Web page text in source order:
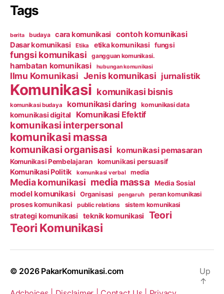
Tags
berita budaya cara komunikasi contoh komunikasi
Dasar komunikasi Etika etika komunikasi fungsi
fungsi komunikasi gangguan komunikasi.
hambatan komunikasi hubungan komunikasi
Ilmu Komunikasi Jenis komunikasi jurnalistik
Komunikasi komunikasi bisnis
komunikasi budaya komunikasi daring komunikasi data
komunikasi digital Komunikasi Efektif
komunikasi interpersonal
komunikasi massa
komunikasi organisasi komunikasi pemasaran
Komunikasi Pembelajaran komunikasi persuasif
Komunikasi Politik komunikasi verbal media
Media komunikasi media massa Media Sosial
model komunikasi Organisasi pengaruh peran komunikasi
proses komunikasi public relations sistem komunikasi
strategi komunikasi teknik komunikasi Teori
Teori Komunikasi
© 2026 PakarKomunikasi.com
Up
↑